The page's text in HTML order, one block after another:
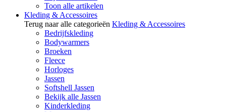
Toon alle artikelen
Kleding & Accessoires
Terug naar alle categorieën Kleding & Accessoires
Bedrijfskleding
Bodywarmers
Broeken
Fleece
Horloges
Jassen
Softshell Jassen
Bekijk alle Jassen
Kinderkleding